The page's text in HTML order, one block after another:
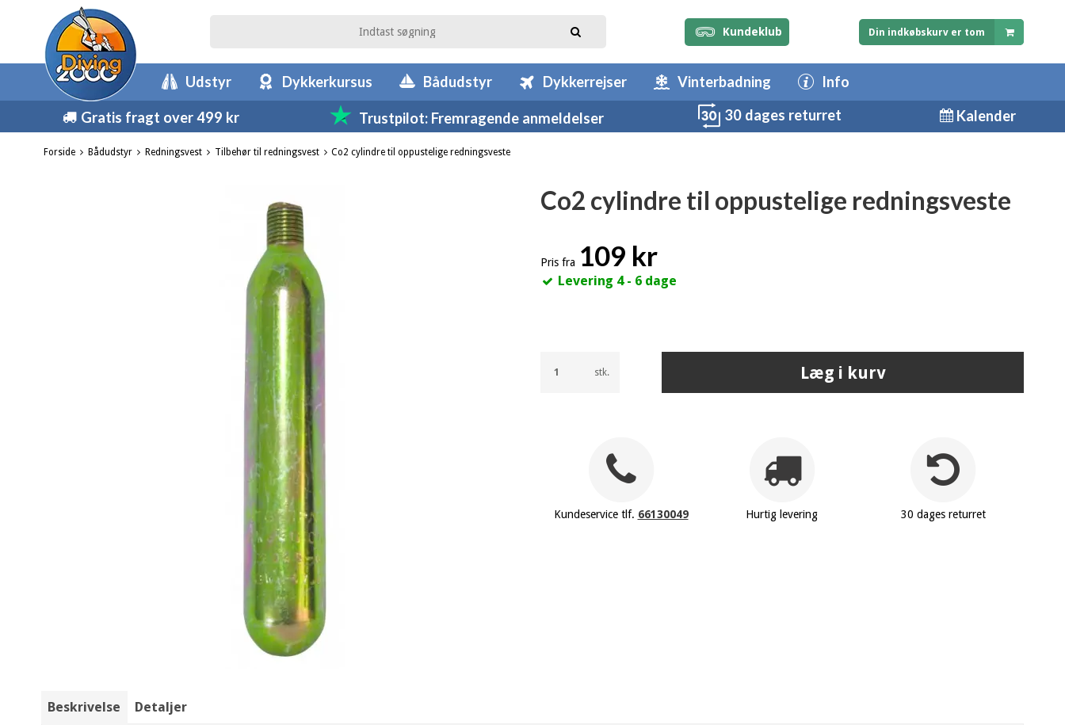
Kundeklub Din indkøbskurv er tom
Udstyr Dykkerkursus Bådudstyr Dykkerrejser Vinterbadning Info
Gratis fragt over 499 kr Trustpilot: Fremragende anmeldelser 30 dages returret Kalender
Forside Bådudstyr Redningsvest Tilbehør til redningsvest Co2 cylindre til oppustelige redningsveste
Co2 cylindre til oppustelige redningsveste
Pris fra 109 kr
Levering 4 - 6 dage
stk. Læg i kurv
Kundeservice tlf. 66130049 Hurtig levering 30 dages returret
Beskrivelse Detaljer